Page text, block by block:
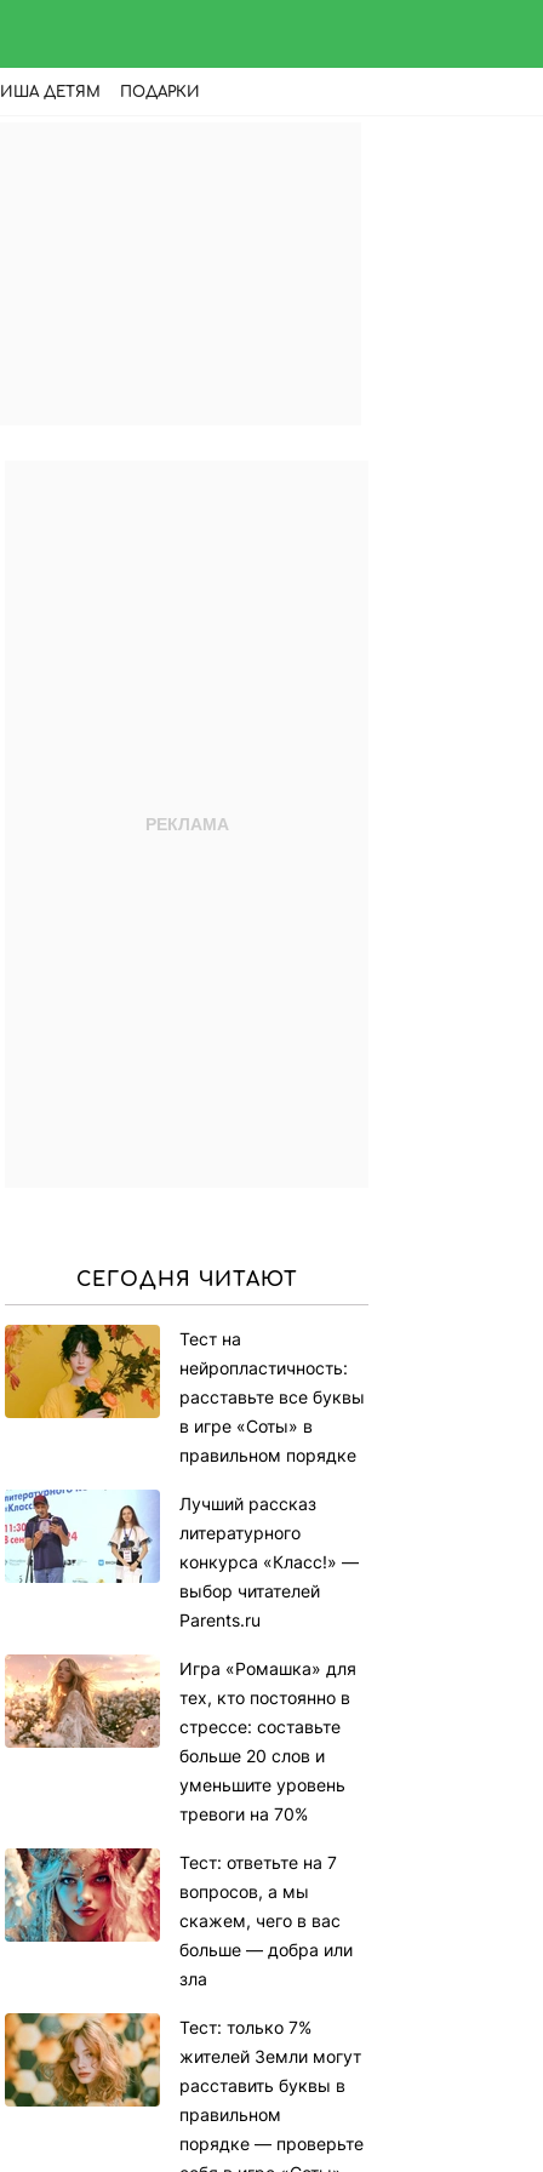
ДЕТЯМ ПОДАРКИ
СЕГОДНЯ ЧИТАЮТ
Тест на
нейропластичность:
расставьте все буквы
в игре «Соты» в
правильном порядке
Лучший рассказ
литературного
конкурса «Класс!» —
выбор читателей
Parents.ru
Игра «Ромашка» для
тех, кто постоянно в
стрессе: составьте
больше 20 слов и
уменьшите уровень
тревоги на 70%
Тест: ответьте на 7
вопросов, а мы
скажем, чего в вас
больше — добра или
зла
Тест: только 7%
жителей Земли могут
расставить буквы в
правильном
порядке — проверьте